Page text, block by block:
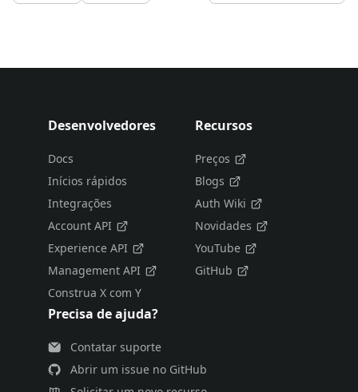
Desenvolvedores
Docs
Inícios rápidos
Integrações
Account API
Experience API
Management API
Construa X com Y
Recursos
Preços
Blogs
Auth Wiki
Novidades
YouTube
GitHub
Precisa de ajuda?
Contatar suporte
Abrir um issue no GitHub